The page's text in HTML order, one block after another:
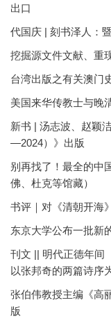
出口
代国庆 | 刻书泽人：
挖掘源文件文献、重
台湾出版之有关澳门
美国来华传教士与晚
新书 | 汤志波、赵颖
—2024）》出版
别再找了！最全的中
佛、杜克等馆藏）
书评｜对《清朝开海
东京大学公布一批新
刊文 || 明代正德年
以张邦奇的两篇诗序
张伯伟教授主编《高
版